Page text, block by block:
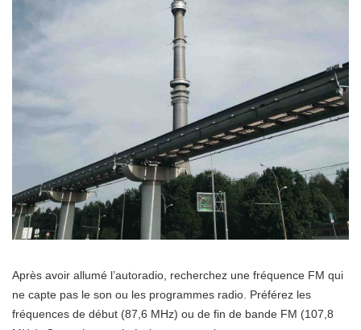
Après avoir allumé l’autoradio, recherchez une fréquence FM qui
ne capte pas le son ou les programmes radio. Préférez les
fréquences de début (87,6 MHz) ou de fin de bande FM (107,8